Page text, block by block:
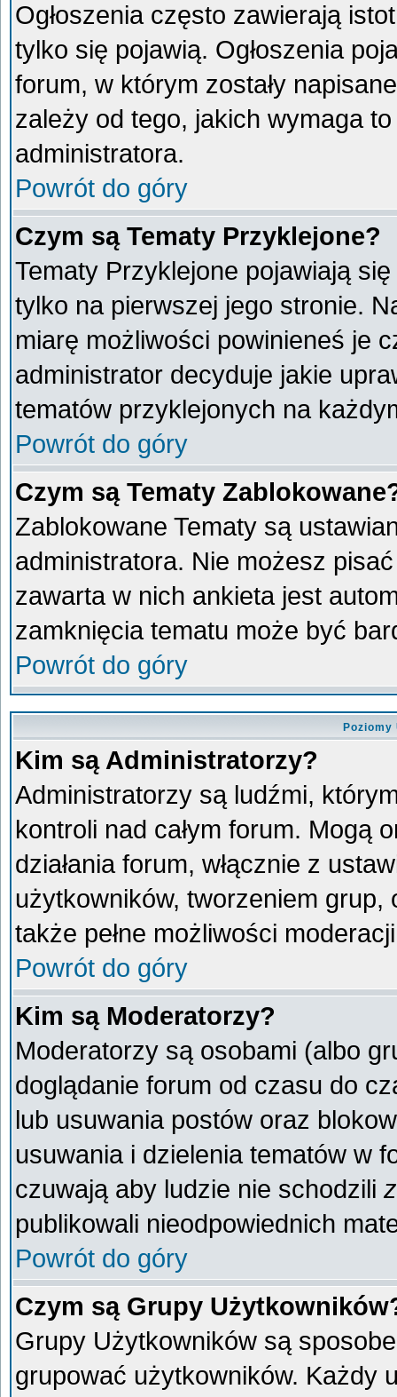
Ogłoszenia często zawierają
tylko się pojawią. Ogłoszenia
forum, w którym zostały
zależy od tego, jakich wymaga
administratora.
Powrót do góry
Czym są Tematy Przyklejone?
Tematy Przyklejone pojawiają
tylko na pierwszej jego stronie.
miarę możliwości powinieneś je
administrator decyduje jakie
tematów przyklejonych na
Powrót do góry
Czym są Tematy
Zablokowane Tematy są
administratora. Nie możesz
zawarta w nich ankieta jest
zamknięcia tematu może być
Powrót do góry
Kim są Administratorzy?
Administratorzy są ludźmi,
kontroli nad całym forum. Mogą
działania forum, włącznie z
użytkowników, tworzeniem
także pełne możliwości
Powrót do góry
Kim są Moderatorzy?
Moderatorzy są osobami (albo
doglądanie forum od czasu do
lub usuwania postów oraz
usuwania i dzielenia tematów w
czuwają aby ludzie nie schodzili
publikowali nieodpowiednich
Powrót do góry
Czym są Grupy
Grupy Użytkowników są
grupować użytkowników. Każdy